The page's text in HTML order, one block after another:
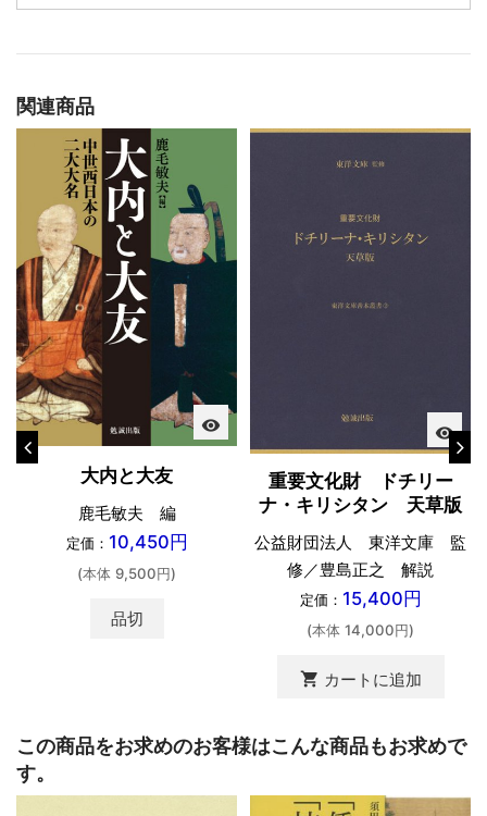
関連商品
visibility
大内と大友
鹿毛敏夫 編
定価： 10,450円
(本体 9,500円)
品切
visibility
重要文化財 ドチリー
ナ・キリシタン 天草版
公益財団法人 東洋文庫 監
修／豊島正之 解説
定価： 15,400円
(本体 14,000円)
shopping_cart カートに追加
この商品をお求めのお客様はこんな商品もお求めで
す。